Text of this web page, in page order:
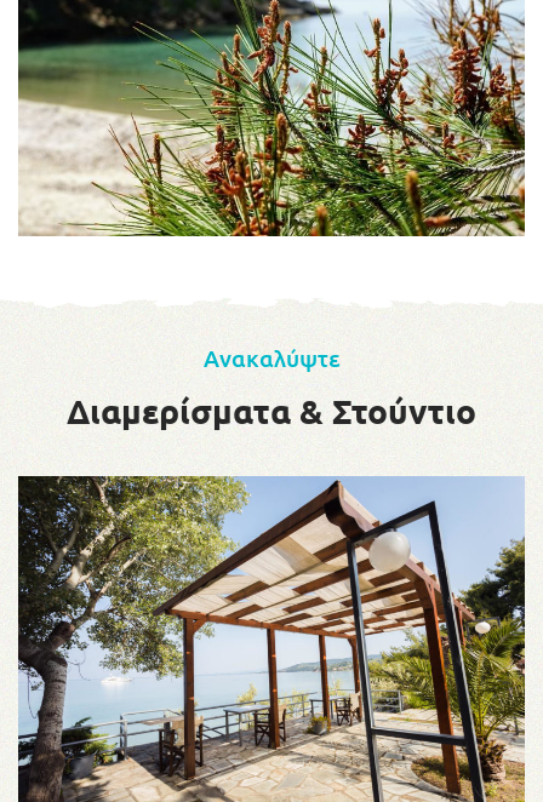
Ανακαλύψτε
Διαμερίσματα & Στούντιο